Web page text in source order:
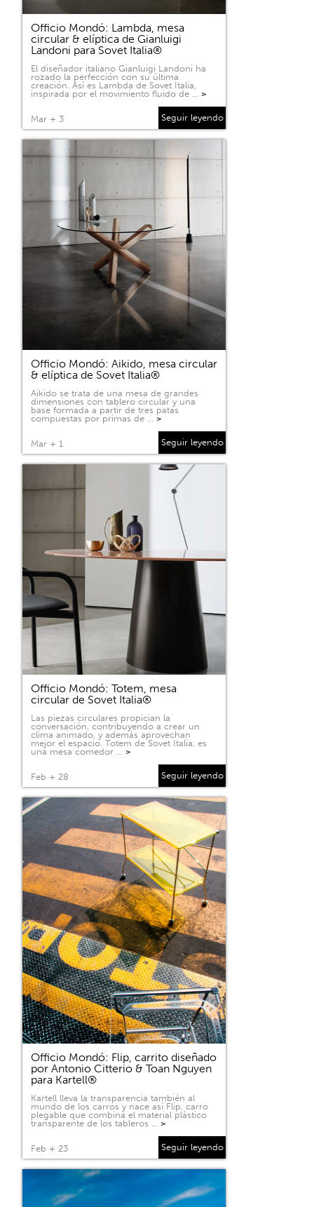
Officio Mondó: Lambda, mesa
circular & elíptica de Gianluigi
Landoni para Sovet Italia®
El diseñador italiano Gianluigi Landoni ha
rozado la perfección con su última
creación. Así es Lambda de Sovet Italia,
inspirada por el movimiento fluido de … >
Mar + 3 Seguir leyendo
Officio Mondó: Aikido, mesa circular
& elíptica de Sovet Italia®
Aikido se trata de una mesa de grandes
dimensiones con tablero circular y una
base formada a partir de tres patas
compuestas por primas de … >
Mar + 1 Seguir leyendo
Officio Mondó: Totem, mesa
circular de Sovet Italia®
Las piezas circulares propician la
conversación, contribuyendo a crear un
clima animado, y además aprovechan
mejor el espacio. Totem de Sovet Italia, es
una mesa comedor … >
Feb + 28 Seguir leyendo
Officio Mondó: Flip, carrito diseñado
por Antonio Citterio & Toan Nguyen
para Kartell®
Kartell lleva la transparencia también al
mundo de los carros y nace así Flip, carro
plegable que combina el material plástico
transparente de los tableros … >
Feb + 23 Seguir leyendo